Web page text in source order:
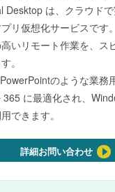
Desktop は、クラウド
リ仮想化サービスです。
いリモート作業を、ス
。
のような業務
365 に最適化され、
できます。
詳細お問い合わせ